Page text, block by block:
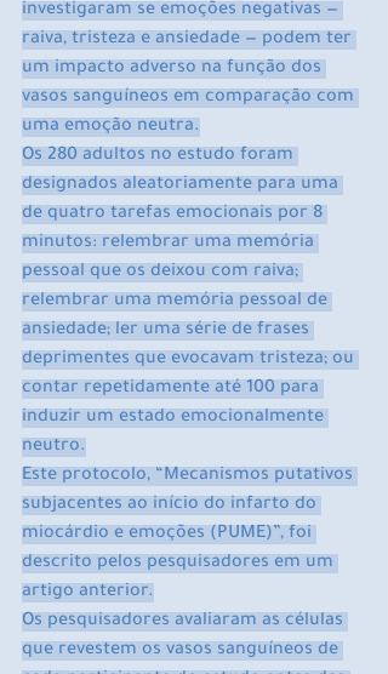
investigaram se emoções negativas —
raiva, tristeza e ansiedade — podem ter
um impacto adverso na função dos
vasos sanguíneos em comparação com
uma emoção neutra.
Os 280 adultos no estudo foram
designados aleatoriamente para uma
de quatro tarefas emocionais por 8
minutos: relembrar uma memória
pessoal que os deixou com raiva;
relembrar uma memória pessoal de
ansiedade; ler uma série de frases
deprimentes que evocavam tristeza; ou
contar repetidamente até 100 para
induzir um estado emocionalmente
neutro.
Este protocolo, “Mecanismos putativos
subjacentes ao início do infarto do
miocárdio e emoções (PUME)”, foi
descrito pelos pesquisadores em um
artigo anterior.
Os pesquisadores avaliaram as células
que revestem os vasos sanguíneos de